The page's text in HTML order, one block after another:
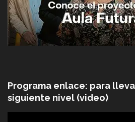
Programa enlace: para
siguiente nivel (video)